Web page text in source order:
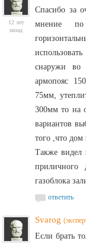
12 лет
назад
Спасибо за
мнение по
снаружи во
армопояс
75мм,
300мм то на
вариантов
того ,что дом
Также видел
газоблока
ответить
Svarog
Если брать